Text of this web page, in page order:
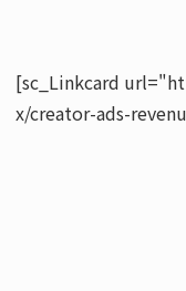
[sc_Linkcard
x/creator-ads-